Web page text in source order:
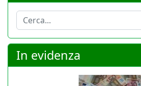
Cerca
In evidenza